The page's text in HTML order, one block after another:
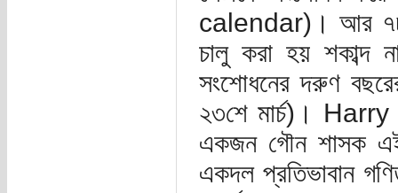
calendar)। আর ৭৮
চালু করা হয়
সংশোধনের দরুণ
২৩শে মার্চ)। Harry
একজন গৌন শাসক
একদল প্রতিভাবান